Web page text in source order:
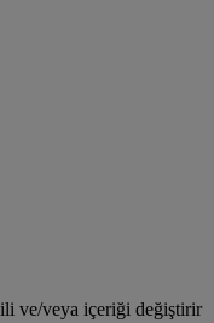
ve/veya içeriği değiştirir